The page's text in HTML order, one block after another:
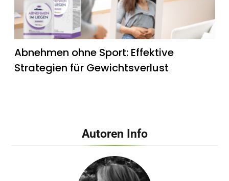
Abnehmen ohne Sport: Effektive
Strategien für Gewichtsverlust
Erfahrungen nach fünf Wochen: Mein
erster Eindruck von GlukoBest
Autoren Info